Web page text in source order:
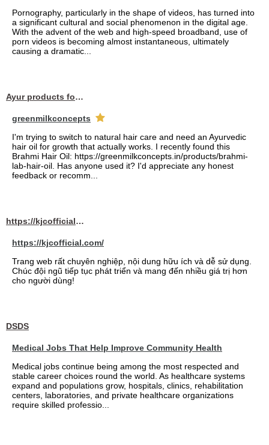
Pornography, particularly in the shape of videos, has turned into
a significant cultural and social phenomenon in the digital age.
With the advent of the web and high-speed broadband, use of
porn videos is becoming almost instantaneous, ultimately
causing a dramatic...
Ayur products for hair
greenmilkconcepts
I'm trying to switch to natural hair care and need an Ayurvedic
hair oil for growth that actually works. I recently found this
Brahmi Hair Oil: https://greenmilkconcepts.in/products/brahmi-
lab-hair-oil. Has anyone used it? I'd appreciate any honest
feedback or recomm...
https://kjcofficial.com/
https://kjcofficial.com/
Trang web rất chuyên nghiệp, nội dung hữu ích và dễ sử dụng.
Chúc đội ngũ tiếp tục phát triển và mang đến nhiều giá trị hơn
cho người dùng!
DSDS
Medical Jobs That Help Improve Community Health
Medical jobs continue being among the most respected and
stable career choices round the world. As healthcare systems
expand and populations grow, hospitals, clinics, rehabilitation
centers, laboratories, and private healthcare organizations
require skilled professio...